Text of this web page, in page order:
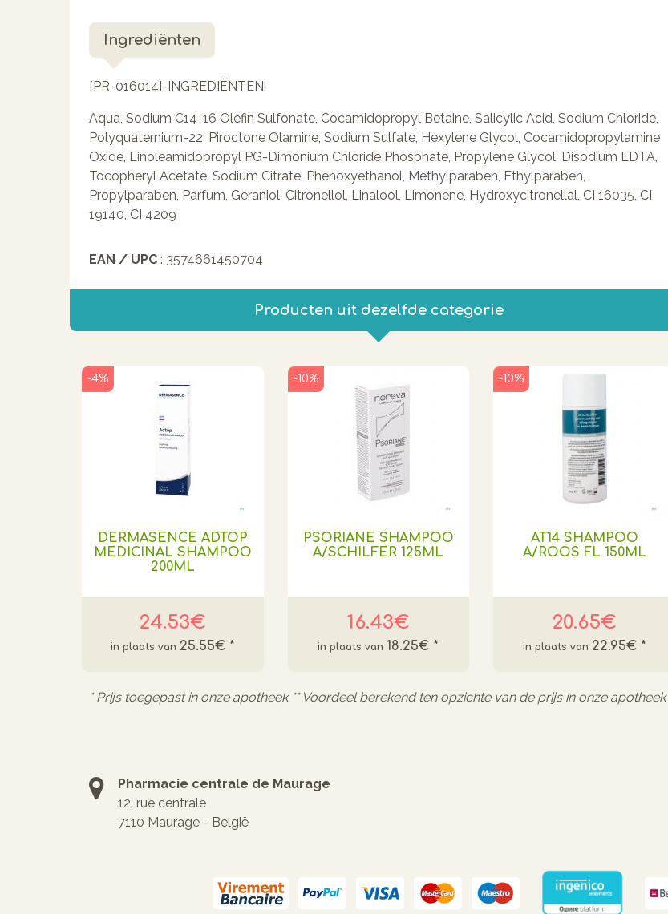
Ingrediënten
[PR-016014]-INGREDIËNTEN:
Aqua, Sodium C14-16 Olefin Sulfonate, Cocamidopropyl Betaine, Salicylic Acid, Sodium Chloride,
Polyquaternium-22, Piroctone Olamine, Sodium Sulfate, Hexylene Glycol, Cocamidopropylamine
Oxide, Linoleamidopropyl PG-Dimonium Chloride Phosphate, Propylene Glycol, Disodium EDTA,
Tocopheryl Acetate, Sodium Citrate, Phenoxyethanol, Methylparaben, Ethylparaben,
Propylparaben, Parfum, Geraniol, Citronellol, Linalool, Limonene, Hydroxycitronellal, CI 16035, CI
19140, CI 4209
EAN / UPC : 3574661450704
Producten uit dezelfde categorie
DERMASENCE ADTOP
MEDICINAL SHAMPOO
200ML
24.53€
-4%
25.55€ *
PSORIANE SHAMPOO
A/SCHILFER 125ML
16.43€
-10%
18.25€ *
AT14 SHAMPOO
A/ROOS FL 150ML
20.65€
-10%
22.95€ *
* Prijs toegepast in onze apotheek ** Voordeel berekend ten opzichte van de prijs in onze apotheek
Pharmacie centrale de Maurage
12, rue centrale
7110 Maurage - België